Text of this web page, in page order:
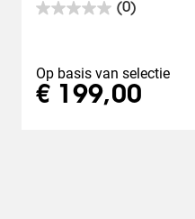
(0)
0.0
5
sterren.
Op basis van selectie
€ 199,00